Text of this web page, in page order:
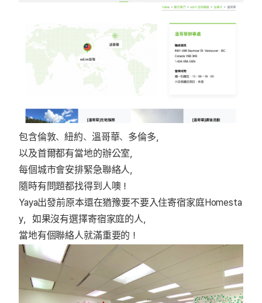
包含倫敦、紐約、溫哥華、多倫多，
以及首爾都有當地的辦公室，
每個城市會安排緊急聯絡人，
隨時有問題都找得到人噢！
Yaya出發前原本還在猶豫要不要入住寄宿家庭Homesta
y，如果沒有選擇寄宿家庭的人，
當地有個聯絡人就滿重要的！